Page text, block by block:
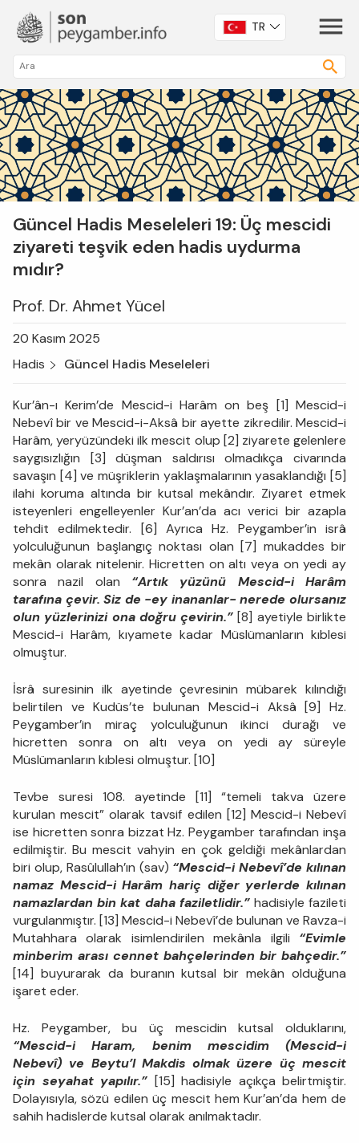
TR
Güncel Hadis Meseleleri 19: Üç mescidi
ziyareti teşvik eden hadis uydurma
mıdır?
Prof. Dr. Ahmet Yücel
20 Kasım 2025
Hadis
Güncel Hadis Meseleleri
Kur’ân-ı Kerim’de Mescid-i Harâm on beş [1] Mescid-i
Nebevî bir ve Mescid-i-Aksâ bir ayette zikredilir. Mescid-i
Harâm, yeryüzündeki ilk mescit olup [2] ziyarete gelenlere
saygısızlığın [3] düşman saldırısı olmadıkça civarında
savaşın [4] ve müşriklerin yaklaşmalarının yasaklandığı [5]
ilahi koruma altında bir kutsal mekândır. Ziyaret etmek
isteyenleri engelleyenler Kur’an’da acı verici bir azapla
tehdit edilmektedir. [6] Ayrıca Hz. Peygamber’in isrâ
yolculuğunun başlangıç noktası olan [7] mukaddes bir
mekân olarak nitelenir. Hicretten on altı veya on yedi ay
sonra nazil olan “Artık yüzünü Mescid-i Harâm
tarafına çevir. Siz de -ey inananlar- nerede olursanız
olun yüzlerinizi ona doğru çevirin.” [8] ayetiyle birlikte
Mescid-i Harâm, kıyamete kadar Müslümanların kıblesi
olmuştur.
İsrâ suresinin ilk ayetinde çevresinin mübarek kılındığı
belirtilen ve Kudüs’te bulunan Mescid-i Aksâ [9] Hz.
Peygamber’in miraç yolculuğunun ikinci durağı ve
hicretten sonra on altı veya on yedi ay süreyle
Müslümanların kıblesi olmuştur. [10]
Tevbe suresi 108. ayetinde [11] “temeli takva üzere
kurulan mescit” olarak tavsif edilen [12] Mescid-i Nebevî
ise hicretten sonra bizzat Hz. Peygamber tarafından inşa
edilmiştir. Bu mescit vahyin en çok geldiği mekânlardan
biri olup, Rasûlullah’ın (sav) “Mescid-i Nebevî’de kılınan
namaz Mescid-i Harâm hariç diğer yerlerde kılınan
namazlardan bin kat daha faziletlidir.”hadisiyle fazileti
vurgulanmıştır. [13] Mescid-i Nebevî’de bulunan ve Ravza-i
Mutahhara olarak isimlendirilen mekânla ilgili “Evimle
minberim arası cennet bahçelerinden bir bahçedir.”
[14] buyurarak da buranın kutsal bir mekân olduğuna
işaret eder.
Hz. Peygamber, bu üç mescidin kutsal olduklarını,
“Mescid-i Haram, benim mescidim (Mescid-i
Nebevî) ve Beytu’l Makdis olmak üzere üç mescit
için seyahat yapılır.” [15] hadisiyle açıkça belirtmiştir.
Dolayısıyla, sözü edilen üç mescit hem Kur’an’da hem de
sahih hadislerde kutsal olarak anılmaktadır.